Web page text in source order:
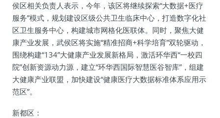
侯区相关负责人表示，今年，该区将继续探索“大数据+医疗
服务”模式，规划建设区级公共卫生临床中心，打造数字化社
区卫生服务中心，构建城市网格化医联体。同时，聚焦大健
康产业发展，武侯区将实施“精准招商+科学培育”双轮驱动，
围绕构建“134”大健康产业发展新格局，激活环华西“一校四
院”创新资源动力源，建立“环华西国际智慧医谷智库”，组建
大健康产业联盟，加快建设“健康医疗大数据标准体系应用示
范区”。
新都区：